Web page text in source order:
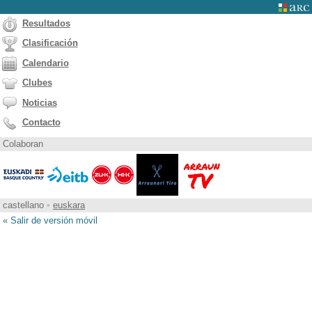
Resultados
Clasificación
Calendario
Clubes
Noticias
Contacto
Colaboran
castellano • euskara
« Salir de versión móvil